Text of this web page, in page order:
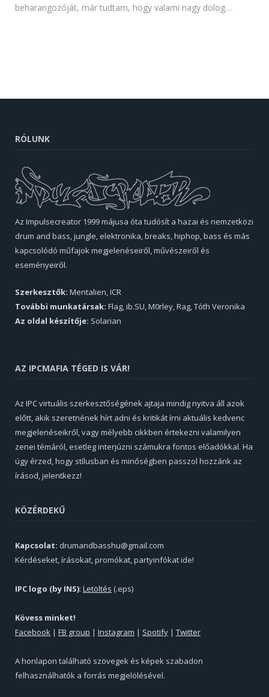
beharangozóját, már tudtam, hogy valami nagy dolog…
RÓLUNK
Az Impulsecreator 1999 májusa óta tudósít a hazai és nemzetközi
drum and bass, jungle, elektronika, breaks, hiphop, bass és más
kapcsolódó műfajok megjelenéseiről, művészeiről és
eseményeiről.
Szerkesztők: Mentalien, ICR
További munkatársak: Flag, ib.SU, M0rley, Rag, Tóth Veronika
Az oldal készítője: Solarian
AZ IPCMAFIA TÉGED IS VÁR!
Az IPC virtuális szerkesztőségének ajtaja mindig nyitva áll azok
előtt, akik szeretnének hírt adni és kritikát írni aktuális kedvenc
megjelenéseikről, vagy mélyebb cikkben értekezni valamilyen
zenei témáról, esetleg interjúzni számukra fontos előadókkal. Ha
úgy érzed, hogy stílusban és minőségben passzol hozzánk az
írásod, jelentkezz!
KÖZÉRDEKŰ
Kapcsolat: drumandbasshu@gmail.com
Kérdéseket, írásokat, promókat, partyinfókat ide!
IPC logo (by INS): Letöltés (.eps)
Kövess minket!
Facebook | FB group | Instagram | Spotify | Twitter
A honlapon található szövegek és képek szabadon
felhasználhatók a forrás megjelölésével.